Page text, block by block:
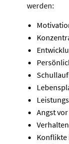
werden:
Angst
Konflikte